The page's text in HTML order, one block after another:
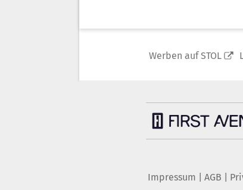
Werben auf STOL
Impressum AGB